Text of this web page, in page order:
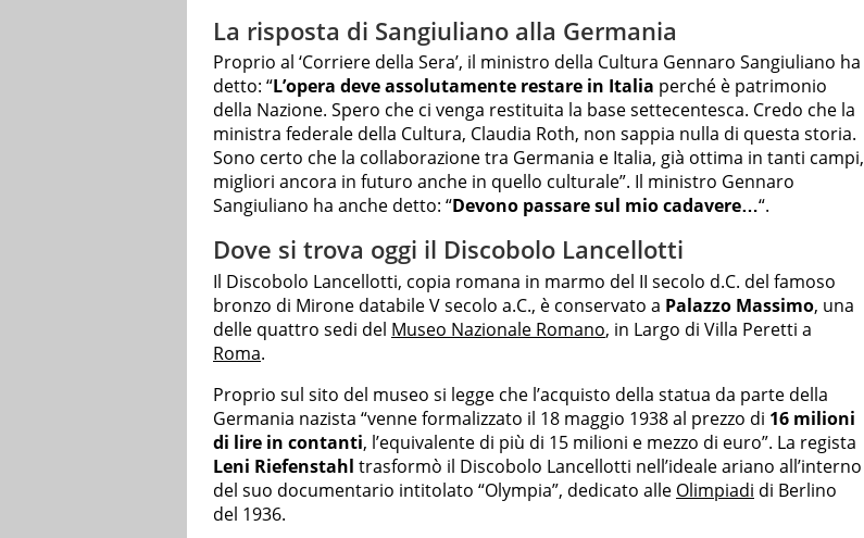
La risposta di Sangiuliano alla Germania
Proprio al ‘Corriere della Sera’, il ministro della Cultura Gennaro Sangiuliano ha
detto: “L’opera deve assolutamente restare in Italia perché è patrimonio
della Nazione. Spero che ci venga restituita la base settecentesca. Credo che la
ministra federale della Cultura, Claudia Roth, non sappia nulla di questa storia.
Sono certo che la collaborazione tra Germania e Italia, già ottima in tanti campi,
migliori ancora in futuro anche in quello culturale”. Il ministro Gennaro
Sangiuliano ha anche detto: “Devono passare sul mio cadavere…“.
Dove si trova oggi il Discobolo Lancellotti
Il Discobolo Lancellotti, copia romana in marmo del II secolo d.C. del famoso
bronzo di Mirone databile V secolo a.C., è conservato a Palazzo Massimo, una
delle quattro sedi del Museo Nazionale Romano, in Largo di Villa Peretti a
Roma.
Proprio sul sito del museo si legge che l’acquisto della statua da parte della
Germania nazista “venne formalizzato il 18 maggio 1938 al prezzo di 16 milioni
di lire in contanti, l’equivalente di più di 15 milioni e mezzo di euro”. La regista
Leni Riefenstahl trasformò il Discobolo Lancellotti nell’ideale ariano all’interno
del suo documentario intitolato “Olympia”, dedicato alle Olimpiadi di Berlino
del 1936.